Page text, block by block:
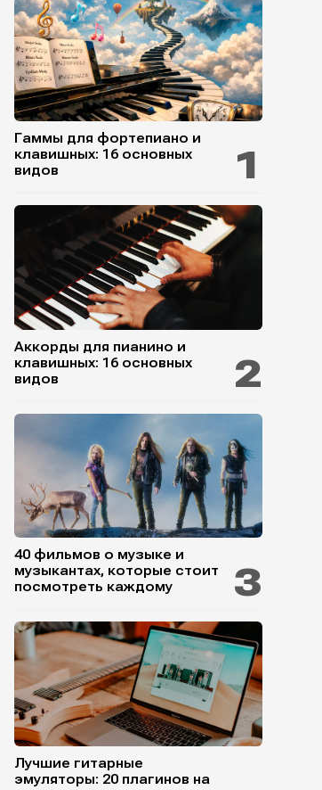
Гаммы для фортепиано и
клавишных: 16 основных
видов
Аккорды для пианино и
клавишных: 16 основных
видов
40 фильмов о музыке и
музыкантах, которые стоит
посмотреть каждому
Лучшие гитарные
эмуляторы: 20 плагинов на